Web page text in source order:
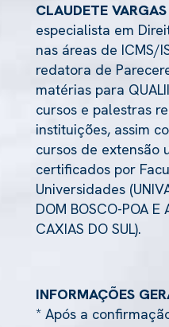
CLAUDETE
especialista em
nas áreas de ICMS/
redatora de
matérias para
cursos e palestras
instituições, assim
cursos de extensão
certificados por
Universidades
DOM BOSCO-POA E
CAXIAS DO SUL).
INFORMAÇÕES
* Após a